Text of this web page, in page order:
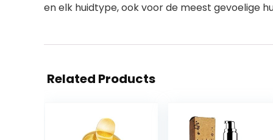
en elk huidtype, ook voor de meest gevoelige
Related Products